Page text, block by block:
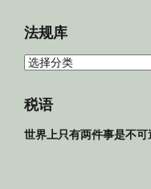
法规库
法
库
税语
世界上只有两件事是不可